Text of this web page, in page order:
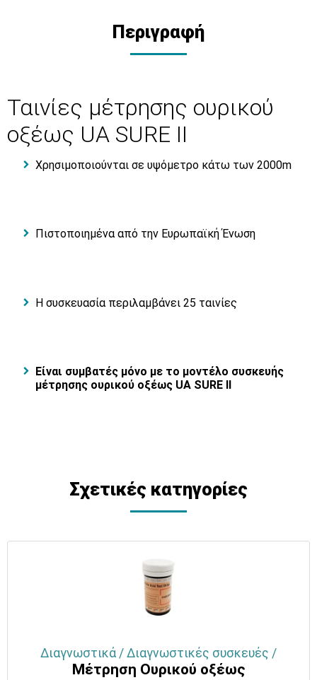
Περιγραφή
Ταινίες μέτρησης ουρικού
οξέως UA SURE II
Χρησιμοποιούνται σε υψόμετρο κάτω των 2000m
Πιστοποιημένα από την Ευρωπαϊκή Ένωση
Η συσκευασία περιλαμβάνει 25 ταινίες
Είναι συμβατές μόνο με το μοντέλο συσκευής
μέτρησης ουρικού οξέως UA SURE II
Σχετικές κατηγορίες
Διαγνωστικά / Διαγνωστικές συσκευές /
Μέτρηση Ουρικού οξέως